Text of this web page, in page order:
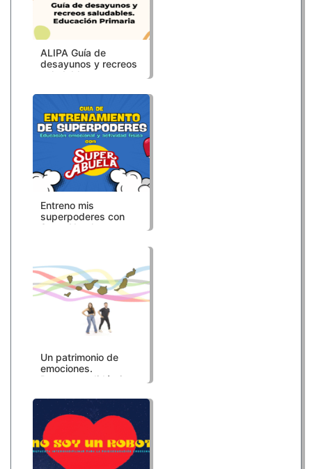
ALIPA Guía de
desayunos y recreos
saludables.
Entreno mis
superpoderes con
SuperAbuela
Un patrimonio de
emociones.
Propuesta didáctica